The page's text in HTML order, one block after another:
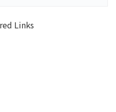
Links